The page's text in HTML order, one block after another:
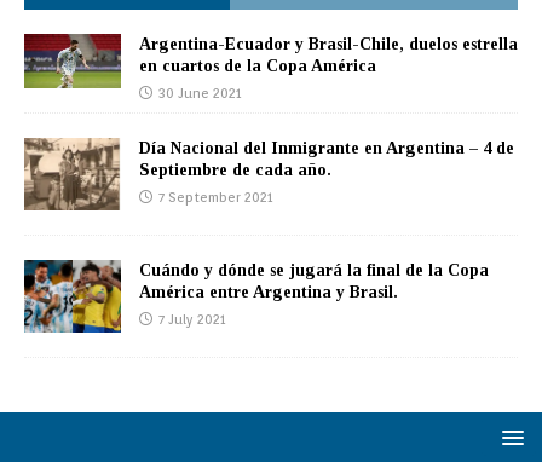
Argentina-Ecuador y Brasil-Chile, duelos estrella
en cuartos de la Copa América
30 June 2021
Día Nacional del Inmigrante en Argentina – 4 de
Septiembre de cada año.
7 September 2021
Cuándo y dónde se jugará la final de la Copa
América entre Argentina y Brasil.
7 July 2021